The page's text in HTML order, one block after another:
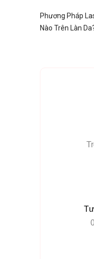
Phương Pháp
Nào Trên Làn